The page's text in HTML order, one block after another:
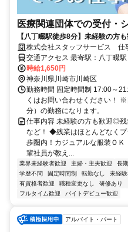
医療関連団体での受付・
【八丁畷駅徒歩8分】未経験の方
客様対応など！
株式会社スタッフサービス 仕
時給1,650円
神奈川県川崎市川崎区
勤務時間 固定時間制 17:00～
くはお問い合わせください！
分）の勤務になります。
仕事内容 未経験の方も歓迎◎
など！ ◆残業はほとんどなく
歩圏内！カジュアルな服装Ｏ
輩社員が教え...
業界未経験者歓迎 主婦・主夫歓迎 長期
学歴不問
固定時間制 転勤なし 未経
有資格者歓迎
職種変更なし 研修あり
フルタイム歓迎
バイトデビュー歓迎
アルバイト・パート